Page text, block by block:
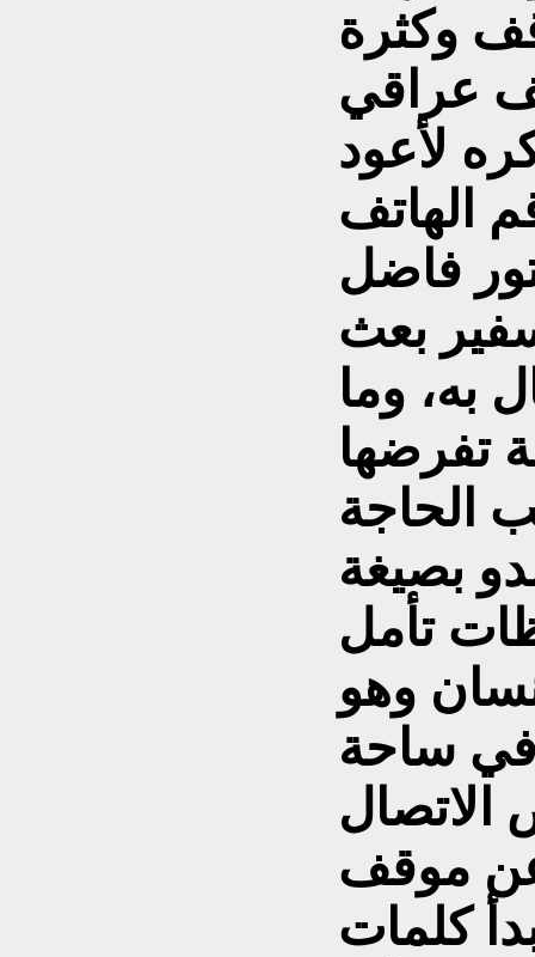
وكثرة
تتجاوز 80 الف عراقي
لأعود
الهاتف
فاضل
بعث
به، وما
تفرضها
الحاجة
بصيغة
تأمل
وهو
في ساحة
الاتصال
موقف
كلمات